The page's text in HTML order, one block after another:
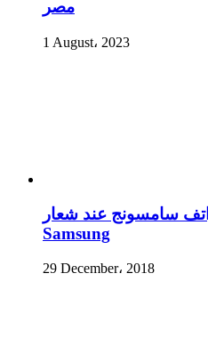
مصر
1 August، 2023
سامسونج عند شعار
Samsung
29 December، 2018